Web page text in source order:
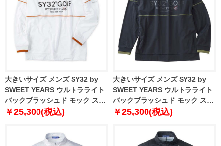
大きいサイズ メンズ SY32 by
SWEET YEARS ウルトラライト
バックブラッシュド モック スウ
ェット ホワイト 1278-5607-1 3L
￥25,300(税込)
大きいサイズ メンズ SY32 by
SWEET YEARS ウルトラライト
バックブラッシュド モック スウ
ェット ブラック 1278-5607-2 3L
￥25,300(税込)